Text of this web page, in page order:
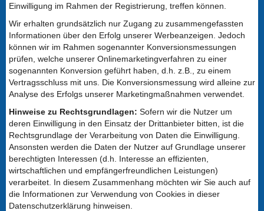
Einwilligung im Rahmen der Registrierung, treffen können.
Wir erhalten grundsätzlich nur Zugang zu zusammengefassten
Informationen über den Erfolg unserer Werbeanzeigen. Jedoch
können wir im Rahmen sogenannter Konversionsmessungen
prüfen, welche unserer Onlinemarketingverfahren zu einer
sogenannten Konversion geführt haben, d.h. z.B., zu einem
Vertragsschluss mit uns. Die Konversionsmessung wird alleine zur
Analyse des Erfolgs unserer Marketingmaßnahmen verwendet.
Hinweise zu Rechtsgrundlagen: Sofern wir die Nutzer um
deren Einwilligung in den Einsatz der Drittanbieter bitten, ist die
Rechtsgrundlage der Verarbeitung von Daten die Einwilligung.
Ansonsten werden die Daten der Nutzer auf Grundlage unserer
berechtigten Interessen (d.h. Interesse an effizienten,
wirtschaftlichen und empfängerfreundlichen Leistungen)
verarbeitet. In diesem Zusammenhang möchten wir Sie auch auf
die Informationen zur Verwendung von Cookies in dieser
Datenschutzerklärung hinweisen.